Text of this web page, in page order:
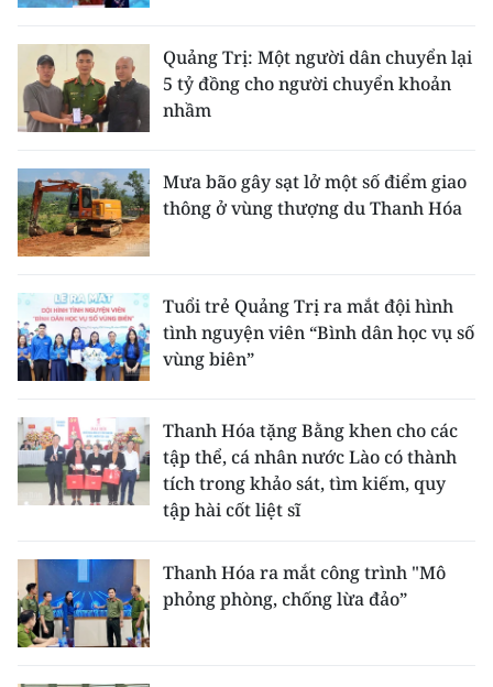
Quảng Trị: Một người dân chuyển lại
5 tỷ đồng cho người chuyển khoản
nhầm
Mưa bão gây sạt lở một số điểm giao
thông ở vùng thượng du Thanh Hóa
Tuổi trẻ Quảng Trị ra mắt đội hình
tình nguyện viên “Bình dân học vụ số
vùng biên”
Thanh Hóa tặng Bằng khen cho các
tập thể, cá nhân nước Lào có thành
tích trong khảo sát, tìm kiếm, quy
tập hài cốt liệt sĩ
Thanh Hóa ra mắt công trình "Mô
phỏng phòng, chống lừa đảo”